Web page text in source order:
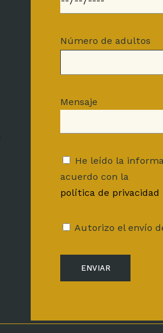
Número de adultos
Mensaje
He leído la
acuerdo con la
política de privacidad
Autorizo el envío